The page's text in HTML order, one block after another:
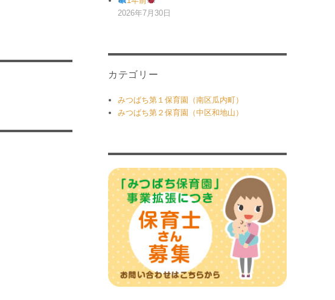
2026年7月30日
カテゴリー
みつばち第１保育園（南区瓜内町）
みつばち第２保育園（中区和地山）